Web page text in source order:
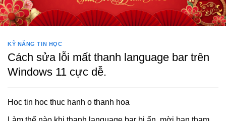
KỸ NĂNG TIN HỌC
Cách sửa lỗi mất thanh language bar trên
Windows 11 cực dễ.
Hoc tin hoc thuc hanh o thanh hoa